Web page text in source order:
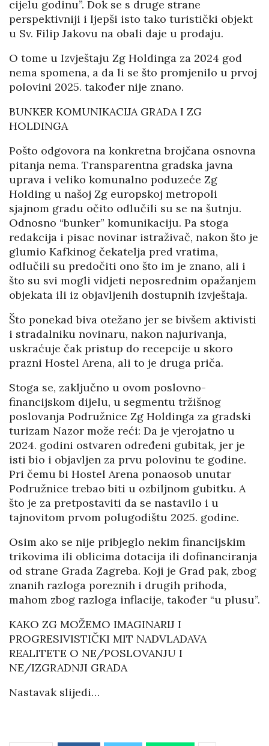
cijelu godinu”. Dok se s druge strane
perspektivniji i ljepši isto tako turistički objekt
u Sv. Filip Jakovu na obali daje u prodaju.
O tome u Izvještaju Zg Holdinga za 2024 god
nema spomena, a da li se što promjenilo u prvoj
polovini 2025. također nije znano.
BUNKER KOMUNIKACIJA GRADA I ZG
HOLDINGA
Pošto odgovora na konkretna brojčana osnovna
pitanja nema. Transparentna gradska javna
uprava i veliko komunalno poduzeće Zg
Holding u našoj Zg europskoj metropoli
sjajnom gradu očito odlučili su se na šutnju.
Odnosno “bunker” komunikaciju. Pa stoga
redakcija i pisac novinar istraživač, nakon što je
glumio Kafkinog čekatelja pred vratima,
odlučili su predočiti ono što im je znano, ali i
što su svi mogli vidjeti neposrednim opažanjem
objekata ili iz objavljenih dostupnih izvještaja.
Što ponekad biva otežano jer se bivšem aktivisti
i stradalniku novinaru, nakon najurivanja,
uskraćuje čak pristup do recepcije u skoro
prazni Hostel Arena, ali to je druga priča.
Stoga se, zaključno u ovom poslovno-
financijskom dijelu, u segmentu tržišnog
poslovanja Podružnice Zg Holdinga za gradski
turizam Nazor može reći: Da je vjerojatno u
2024. godini ostvaren određeni gubitak, jer je
isti bio i objavljen za prvu polovinu te godine.
Pri čemu bi Hostel Arena ponaosob unutar
Podružnice trebao biti u ozbiljnom gubitku. A
što je za pretpostaviti da se nastavilo i u
tajnovitom prvom polugodištu 2025. godine.
Osim ako se nije pribjeglo nekim financijskim
trikovima ili oblicima dotacija ili dofinanciranja
od strane Grada Zagreba. Koji je Grad pak, zbog
znanih razloga poreznih i drugih prihoda,
mahom zbog razloga inflacije, također “u plusu”.
KAKO ZG MOŽEMO IMAGINARIJ I
PROGRESIVISTIČKI MIT NADVLADAVA
REALITETE O NE/POSLOVANJU I
NE/IZGRADNJI GRADA
Nastavak slijedi…